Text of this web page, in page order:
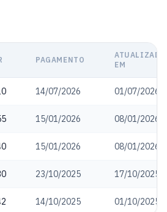
PAGAMENTO
ATUALIZADO
EM
14/07/2026 01/07/2026
15/01/2026 08/01/2026
15/01/2026 08/01/2026
23/10/2025 17/10/2025
14/10/2025 01/10/2025